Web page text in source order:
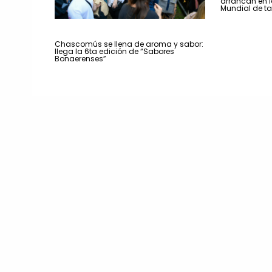
Chascomús se llena de aroma y sabor:
llega la 6ta edición de “Sabores
Bonaerenses”
Mundial de